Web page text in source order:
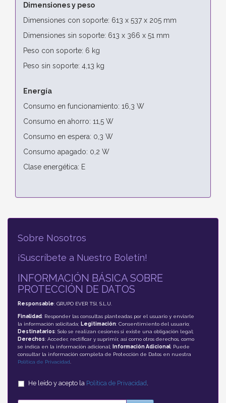
Dimensiones y peso
Dimensiones con soporte: 613 x 537 x 205 mm
Dimensiones sin soporte: 613 x 366 x 51 mm
Peso con soporte: 6 kg
Peso sin soporte: 4,13 kg
Energía
Consumo en funcionamiento: 16,3 W
Consumo en ahorro: 11,5 W
Consumo en espera: 0,3 W
Consumo apagado: 0,2 W
Clase energética: E
Sobre Nosotros
¡Suscríbete a Nuestro Boletín!
INFORMACIÓN BÁSICA SOBRE
PROTECCIÓN DE DATOS
Responsable: GRUPO EVER TSI, S.L.U.
Finalidad: Responder las consultas planteadas por el usuario y enviarle
la información solicitada; Legitimación: Consentimiento del usuario;
Destinatarios: Solo se realizan cesiones si existe una obligación legal;
Derechos: Acceder, rectificar y suprimir, así como otros derechos, como
se indica en la información adicional;
Información Adicional: Puede
consultar la información completa de Protección de Datos en nuestra
Política de Privacidad
He leído y acepto la Política de Privacidad